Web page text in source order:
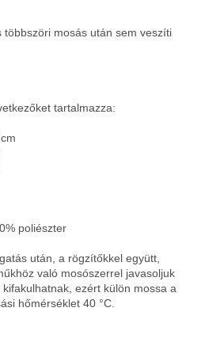
mosás után sem veszíti
tartalmazza:
poliészter
után, a rögzítőkkel együtt,
való mosószerrel javasoljuk
ezért külön mossa a
hőmérséklet 40 °C.